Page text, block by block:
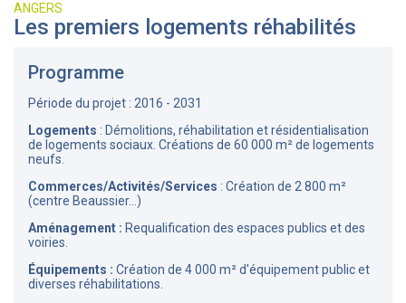
ANGERS
Les premiers logements réhabilités
Programme
Période du projet : 2016 - 2031
Logements : Démolitions, réhabilitation et résidentialisation
de logements sociaux. Créations de 60 000 m² de logements
neufs.
Commerces/Activités/Services : Création de 2 800 m²
(centre Beaussier...)
Aménagement : Requalification des espaces publics et des
voiries.
Équipements : Création de 4 000 m² d'équipement public et
diverses réhabilitations.